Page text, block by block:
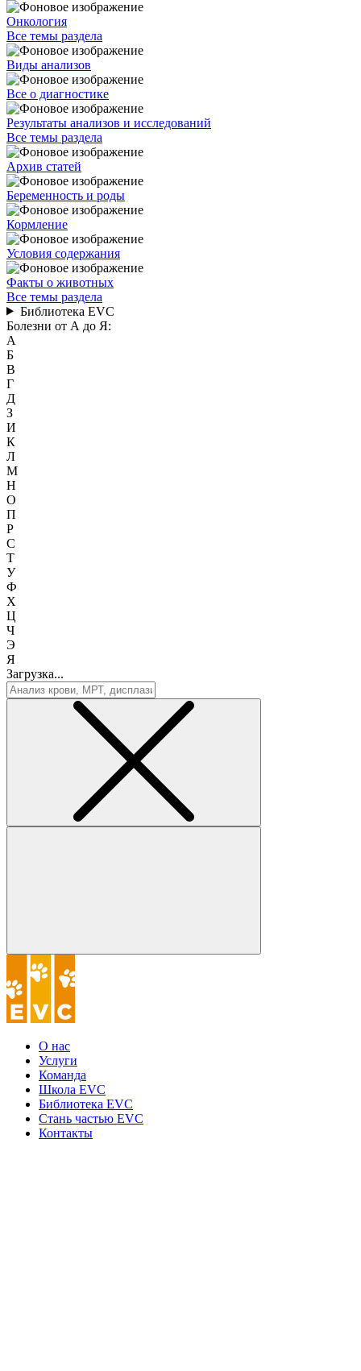
Онкология
Все темы раздела
Виды анализов
Все о диагностике
Результаты анализов и исследований
Все темы раздела
Архив статей
Беременность и роды
Кормление
Условия содержания
Факты о животных
Все темы раздела
Библиотека EVC
Болезни от А до Я:
А
Б
В
Г
Д
З
И
К
Л
М
Н
О
П
Р
С
Т
У
Ф
Х
Ц
Ч
Э
Я
Загрузка...
О нас
Услуги
Команда
Школа EVC
Библиотека EVC
Стань частью EVC
Контакты